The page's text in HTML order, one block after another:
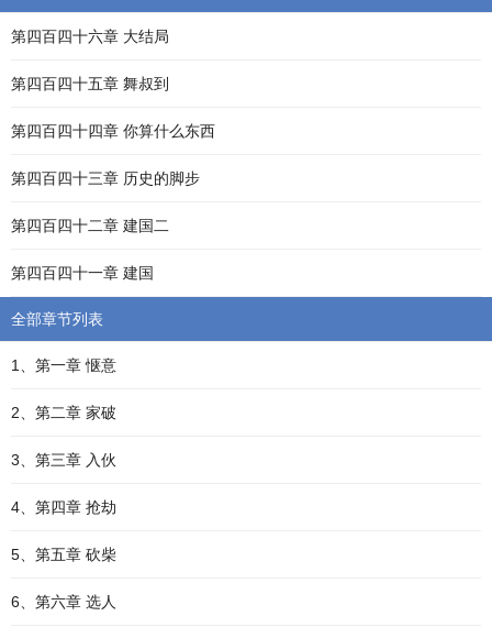
第四百四十六章 大结局
第四百四十五章 舞叔到
第四百四十四章 你算什么东西
第四百四十三章 历史的脚步
第四百四十二章 建国二
第四百四十一章 建国
全部章节列表
1、第一章 惬意
2、第二章 家破
3、第三章 入伙
4、第四章 抢劫
5、第五章 砍柴
6、第六章 选人